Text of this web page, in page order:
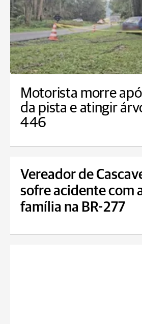
Motorista morre
da pista e atingir
446
Vereador de
sofre acidente com
família na BR-277